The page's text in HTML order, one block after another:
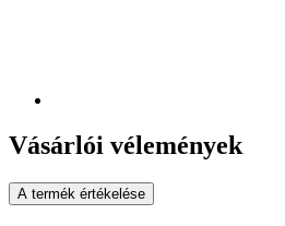
Vásárlói vélemények
A termék értékelése